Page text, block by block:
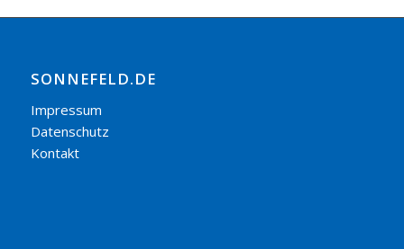
SONNEFELD.DE
Impressum
Datenschutz
Kontakt